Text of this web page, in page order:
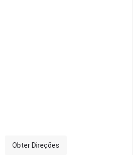
Obter Direções